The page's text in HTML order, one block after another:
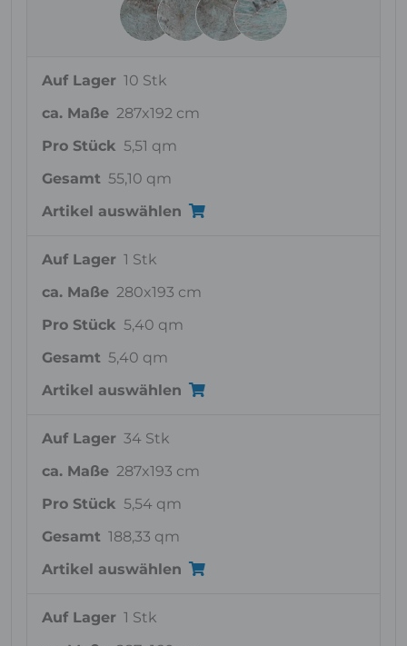
Auf Lager 10 Stk
ca. Maße 287x192 cm
Pro Stück 5,51 qm
Gesamt 55,10 qm
Artikel auswählen
Auf Lager 1 Stk
ca. Maße 280x193 cm
Pro Stück 5,40 qm
Gesamt 5,40 qm
Artikel auswählen
Auf Lager 34 Stk
ca. Maße 287x193 cm
Pro Stück 5,54 qm
Gesamt 188,33 qm
Artikel auswählen
Auf Lager 1 Stk